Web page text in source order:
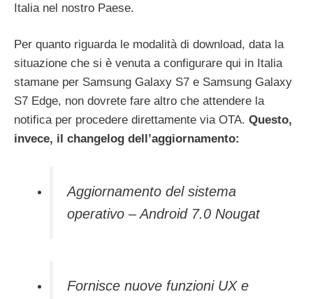
Italia nel nostro Paese.
Per quanto riguarda le modalità di download, data la
situazione che si è venuta a configurare qui in Italia
stamane per Samsung Galaxy S7 e Samsung Galaxy
S7 Edge, non dovrete fare altro che attendere la
notifica per procedere direttamente via OTA. Questo,
invece, il changelog dell’aggiornamento:
Aggiornamento del sistema
operativo – Android 7.0 Nougat
Fornisce nuove funzioni UX e